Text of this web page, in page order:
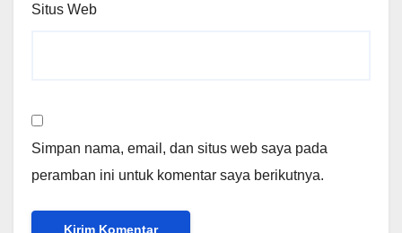
Situs Web
Simpan nama, email, dan situs web saya pada
peramban ini untuk komentar saya berikutnya.